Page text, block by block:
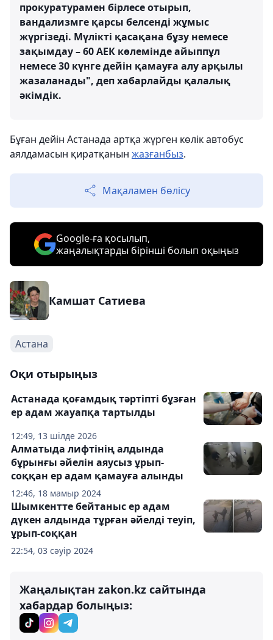
прокуратурамен бірлесе отырып,
вандализмге қарсы белсенді жұмыс
жүргізеді. Мүлікті қасақана бұзу немесе
зақымдау – 60 АЕК көлемінде айыппұл
немесе 30 күнге дейін қамауға алу арқылы
жазаланады", деп хабарлайды қалалық
әкімдік.
Бұған дейін Астанада артқа жүрген көлік автобус
аялдамасын қиратқанын жазғанбыз.
Мақаламен бөлісу
Google-ға қосылып,
жаңалықтарды бірінші болып оқыңыз
Камшат Сатиева
Астана
Оқи отырыңыз
12:49, 13 шілде 2026
Астанада қоғамдық тәртіпті бұзған
ер адам жауапқа тартылды
12:46, 18 мамыр 2024
Алматыда лифтінің алдында
бұрынғы әйелін аяусыз ұрып-
соққан ер адам қамауға алынды
22:54, 03 сәуір 2024
Шымкентте бейтаныс ер адам
дүкен алдында тұрған әйелді теуіп,
ұрып-соққан
Жаңалықтан zakon.kz сайтында
хабардар болыңыз: